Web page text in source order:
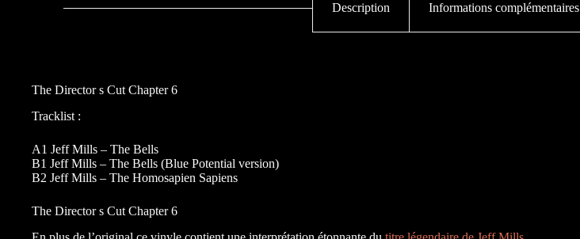
Description Informations complémentaires
The Director s Cut Chapter 6
Tracklist :
A1 Jeff Mills – The Bells
B1 Jeff Mills – The Bells (Blue Potential version)
B2 Jeff Mills – The Homosapien Sapiens
The Director s Cut Chapter 6